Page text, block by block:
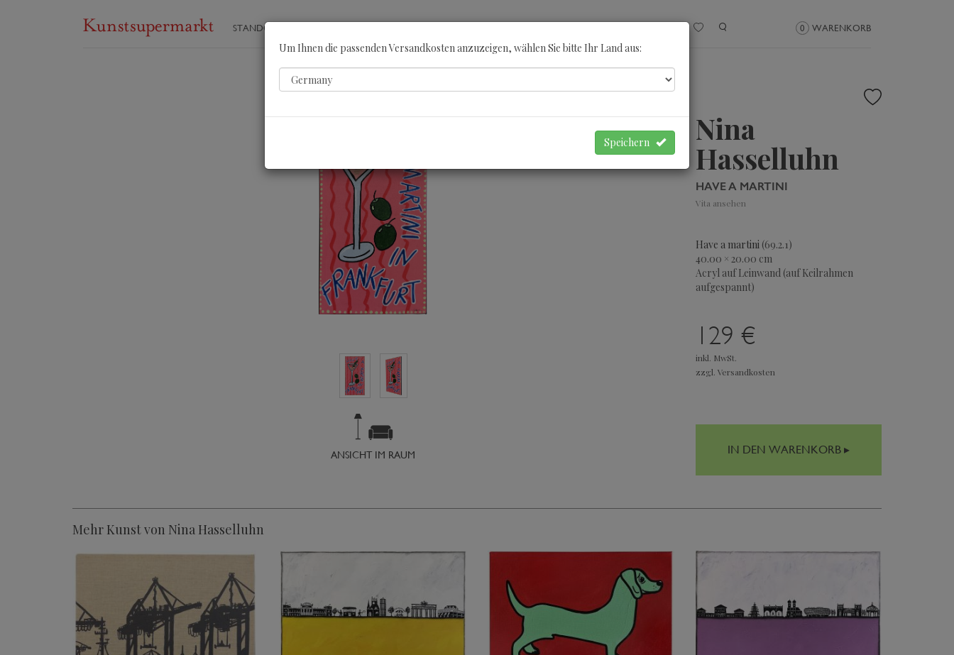
STANDORTE 0 WARENKORB
ANSICHT IM RAUM
Nina
Hasselluhn
HAVE A MARTINI
Vita ansehen
Have a martini (69.2.1)
40.00 × 20.00 cm
Acryl auf Leinwand (auf Keilrahmen
aufgespannt)
129 €
inkl. MwSt.
zzgl. Versandkosten
IN DEN WARENKORB ▸
Mehr Kunst von Nina Hasselluhn
Um Ihnen die passenden Versandkosten anzuzeigen, wählen Sie bitte Ihr Land aus:
Speichern